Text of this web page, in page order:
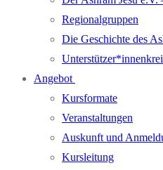
Regionalgruppen
Die Geschichte des
Angebot
Kursformate
Veranstaltungen
Auskunft und
Kursleitung